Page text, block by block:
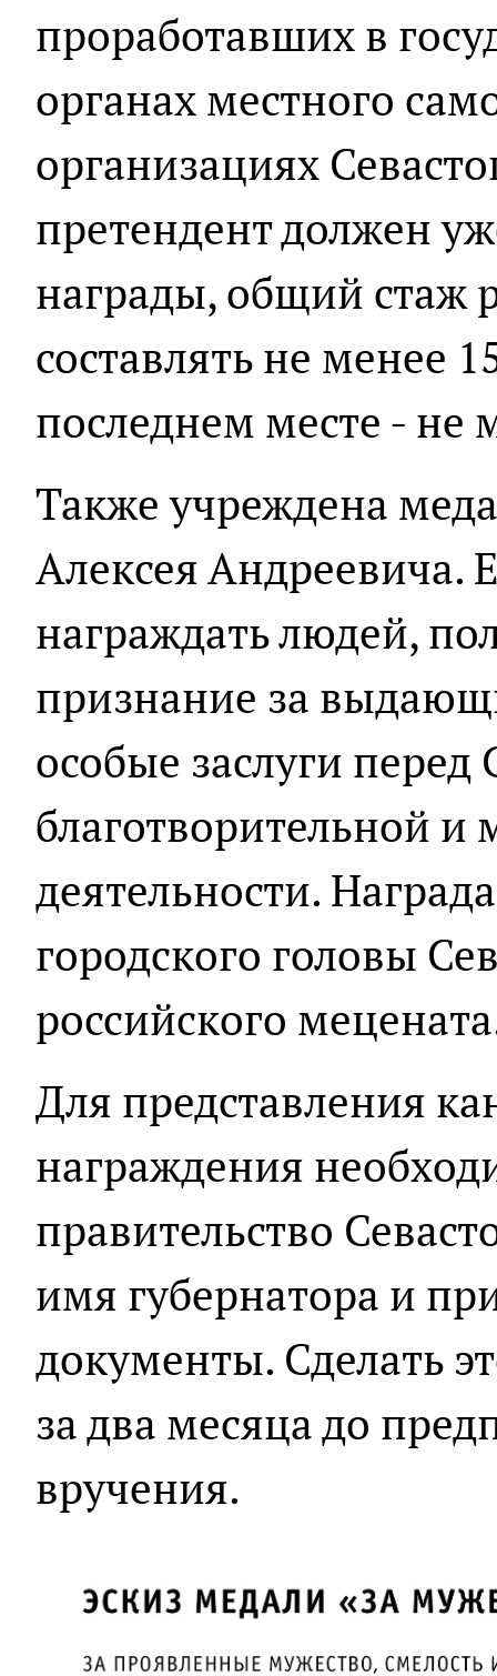
проработавших в
органах местного
организациях
претендент должен
награды, общий стаж
составлять не менее
последнем месте - не
Также учреждена
Алексея Андреевича.
награждать людей,
признание за
особые заслуги перед
благотворительной и
деятельности.
городского головы
российского
Для представления
награждения
правительство
имя губернатора и
документы. Сделать
за два месяца до
вручения.